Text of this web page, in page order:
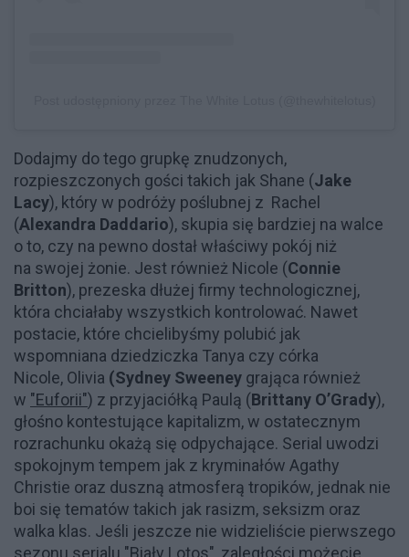
Dodajmy do tego grupkę znudzonych,
rozpieszczonych gości takich jak Shane (Jake
Lacy), który w podróży poślubnej z Rachel
(Alexandra Daddario), skupia się bardziej na walce
o to, czy na pewno dostał właściwy pokój niż
na swojej żonie. Jest również Nicole (Connie
Britton), prezeska dłużej firmy technologicznej,
która chciałaby wszystkich kontrolować. Nawet
postacie, które chcielibyśmy polubić jak
wspomniana dziedziczka Tanya czy córka
Nicole, Olivia (Sydney Sweeney grająca również
w "Euforii") z przyjaciółką Paulą (Brittany O’Grady),
głośno kontestujące kapitalizm, w ostatecznym
rozrachunku okażą się odpychające. Serial uwodzi
spokojnym tempem jak z kryminałów Agathy
Christie oraz duszną atmosferą tropików, jednak nie
boi się tematów takich jak rasizm, seksizm oraz
walka klas. Jeśli jeszcze nie widzieliście pierwszego
sezonu serialu "Biały Lotos", zaległości możecie